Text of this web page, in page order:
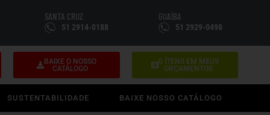
SANTA CRUZ
51 2914-0188
GUAÍBA
51 2929-0498
BAIXE O NOSSO
CATÁLOGO
0 ÍTENS EM MEUS
ORÇAMENTOS
SUSTENTABILIDADE BAIXE NOSSO CATÁLOGO